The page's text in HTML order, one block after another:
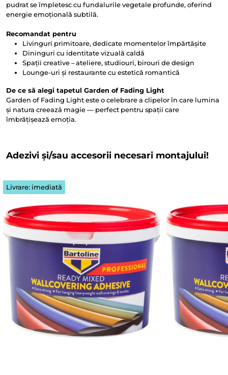
pudrat se împletesc cu fundalurile vegetale profunde, oferind
energie emoțională subtilă.
Recomandat pentru
Livinguri primitoare, dedicate momentelor împărtășite
Dininguri cu identitate vizuală caldă
Spații creative – ateliere, studiouri, birouri de design
Lounge-uri și restaurante cu estetică romantică
De ce să alegi tapetul Garden of Fading Light
Garden of Fading Light este o celebrare a clipelor în care lumina
și natura creează magie — perfect pentru spații care
îmbrățișează emoția.
Adezivi și/sau accesorii necesari montajului!
Livrare: imediată